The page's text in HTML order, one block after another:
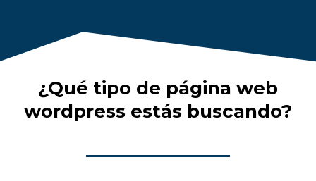
¿Qué tipo de página web
wordpress estás buscando?